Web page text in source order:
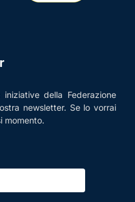
della Federazione
newsletter. Se lo vorrai
momento.